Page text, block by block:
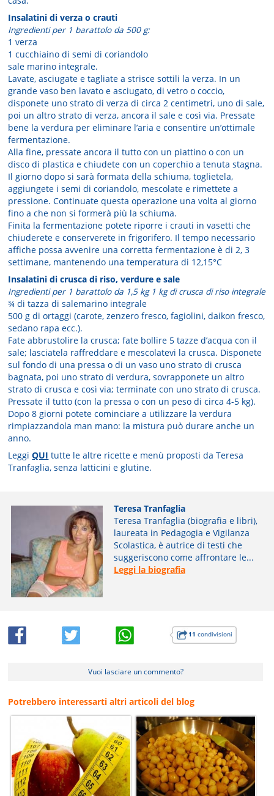
Insalatini di verza o crauti
Ingredienti per 1 barattolo da 500 g:
1 verza
1 cucchiaino di semi di coriandolo
sale marino integrale.
Lavate, asciugate e tagliate a strisce sottili la verza. In un
grande vaso ben lavato e asciugato, di vetro o coccio,
disponete uno strato di verza di circa 2 centimetri, uno di sale,
poi un altro strato di verza, ancora il sale e così via. Pressate
bene la verdura per eliminare l’aria e consentire un’ottimale
fermentazione.
Alla fine, pressate ancora il tutto con un piattino o con un
disco di plastica e chiudete con un coperchio a tenuta stagna.
Il giorno dopo si sarà formata della schiuma, toglietela,
aggiungete i semi di coriandolo, mescolate e rimettete a
pressione. Continuate questa operazione una volta al giorno
fino a che non si formerà più la schiuma.
Finita la fermentazione potete riporre i crauti in vasetti che
chiuderete e conserverete in frigorifero. Il tempo necessario
affiche possa avvenire una corretta fermentazione è di 2, 3
settimane, mantenendo una temperatura di 12,15°C
Insalatini di crusca di riso, verdure e sale
Ingredienti per 1 barattolo da 1,5 kg 1 kg di crusca di riso integrale
¾ di tazza di salemarino integrale
500 g di ortaggi (carote, zenzero fresco, fagiolini, daikon fresco,
sedano rapa ecc.).
Fate abbrustolire la crusca; fate bollire 5 tazze d’acqua con il
sale; lasciatela raffreddare e mescolatevi la crusca. Disponete
sul fondo di una pressa o di un vaso uno strato di crusca
bagnata, poi uno strato di verdura, sovrapponete un altro
strato di crusca e così via; terminate con uno strato di crusca.
Pressate il tutto (con la pressa o con un peso di circa 4-5 kg).
Dopo 8 giorni potete cominciare a utilizzare la verdura
rimpiazzandola man mano: la mistura può durare anche un
anno.
LeggiQUI tutte le altre ricette e menù proposti da Teresa
Tranfaglia, senza latticini e glutine.
Teresa Tranfaglia
Teresa Tranfaglia (biografia e libri),
laureata in Pedagogia e Vigilanza
Scolastica, è autrice di testi che
suggeriscono come affrontare le...
Leggi la biografia
11 condivisioni
Vuoi lasciare un commento?
Potrebbero interessarti altri articoli del blog